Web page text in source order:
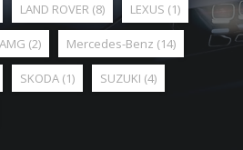
LAND ROVER (8) LEXUS (1)
(2) Mercedes-Benz (14)
SKODA (1) SUZUKI (4)